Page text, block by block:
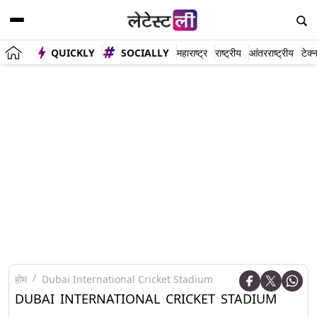
QUICKLY SOCIALLY महाराष्ट्र राष्ट्रीय आंतरराष्ट्रीय
होम Dubai International Cricket Stadium
DUBAI INTERNATIONAL CRICKET STADIUM